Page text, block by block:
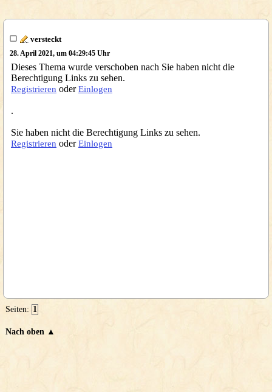
versteckt
28. April 2021, um 04:29:45 Uhr
Dieses Thema wurde verschoben nach Sie haben nicht die
Berechtigung Links zu sehen.
Registrieren oderEinlogen
.
Sie haben nicht die Berechtigung Links zu sehen.
Registrieren oderEinlogen
Seiten: 1
Nach oben ▲